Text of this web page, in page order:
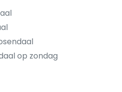
op zondag